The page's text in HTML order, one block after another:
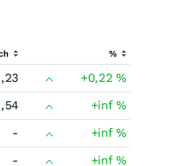
%
+0,22%
+inf%
- +inf%
- +inf%